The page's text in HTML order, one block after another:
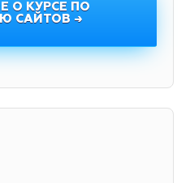
О КУРСЕ ПО
САЙТОВ →